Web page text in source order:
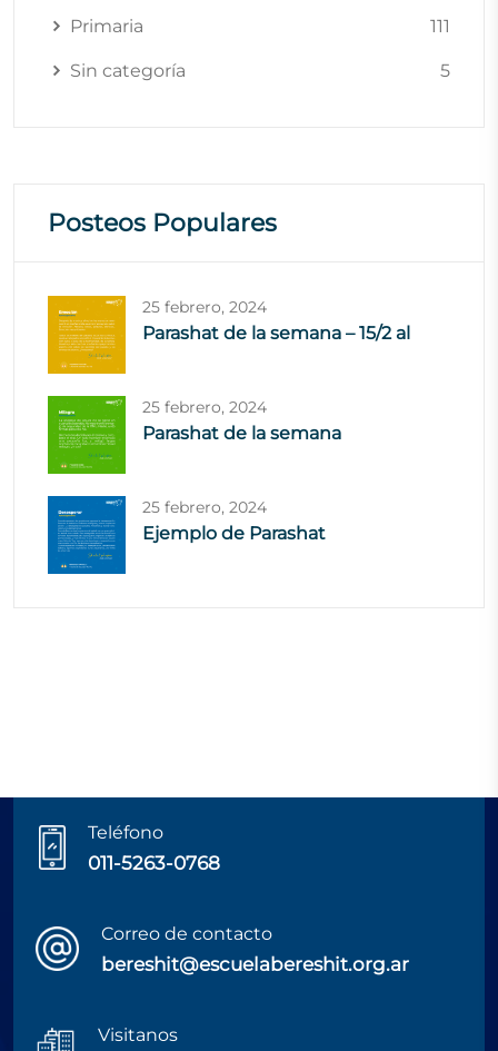
Primaria 111
Sin categoría 5
Posteos Populares
25 febrero, 2024
Parashat de la semana – 15/2 al
25 febrero, 2024
Parashat de la semana
25 febrero, 2024
Ejemplo de Parashat
Teléfono
011-5263-0768
Correo de contacto
bereshit@escuelabereshit.org.ar
Visitanos